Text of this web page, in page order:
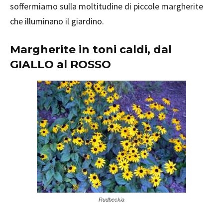
soffermiamo sulla moltitudine di piccole margherite
che illuminano il giardino.
Margherite in toni caldi, dal
GIALLO al ROSSO
Rudbeckia